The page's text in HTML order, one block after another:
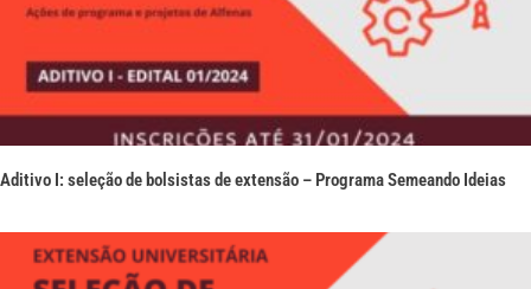
Aditivo I: seleção de bolsistas de extensão – Programa Semeando Ideias